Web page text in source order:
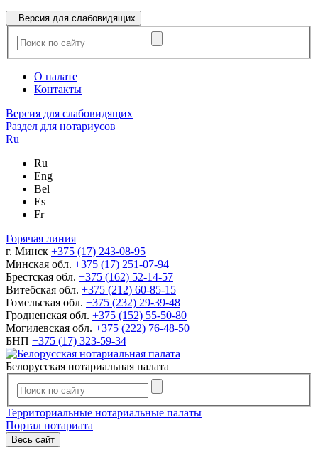
Версия для слабовидящих
О палате
Контакты
Версия для слабовидящих
Раздел для нотариусов
Ru
Ru
Eng
Bel
Es
Fr
Горячая линия
г. Минск +375 (17) 243-08-95
Минская обл. +375 (17) 251-07-94
Брестская обл. +375 (162) 52-14-57
Витебская обл. +375 (212) 60-85-15
Гомельская обл. +375 (232) 29-39-48
Гродненская обл. +375 (152) 55-50-80
Могилевская обл. +375 (222) 76-48-50
БНП +375 (17) 323-59-34
Белорусская нотариальная палата
Территориальные нотариальные палаты
Портал нотариата
Весь сайт